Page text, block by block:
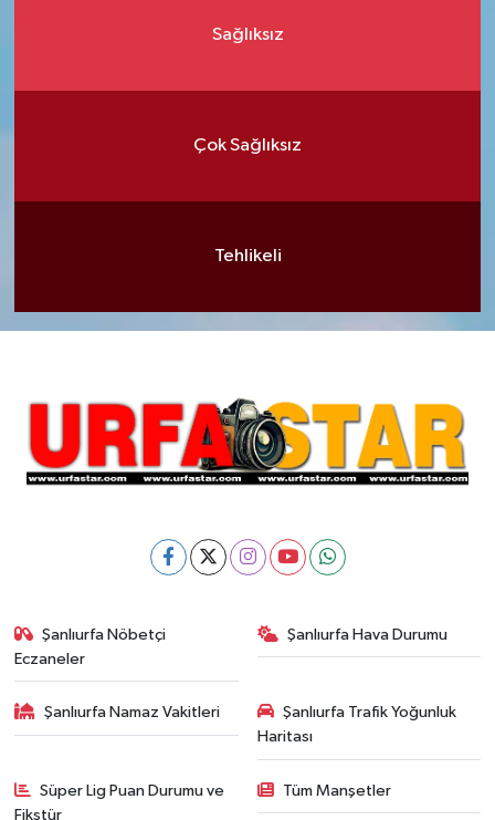
Sağlıksız
Çok Sağlıksız
Tehlikeli
Şanlıurfa Nöbetçi
Eczaneler
Şanlıurfa Hava Durumu
Şanlıurfa Namaz Vakitleri
Şanlıurfa Trafik Yoğunluk
Haritası
Süper Lig Puan Durumu ve
Fikstür
Tüm Manşetler